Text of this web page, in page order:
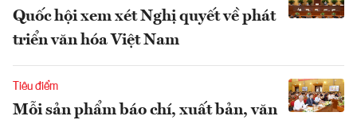
Quốc hội xem xét Nghị quyết về phát
triển văn hóa Việt Nam
Tiêu điểm
Mỗi sản phẩm báo chí, xuất bản, văn